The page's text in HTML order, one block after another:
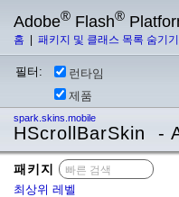
Adobe® Flash®
홈 패키지 및 클래스 목록 숨기기
필터: 런타임
제품
spark.skins.mobile
HScrollBarSkin -
패키지
최상위 레벨